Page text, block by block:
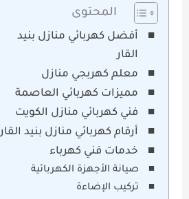
المحتوى
أفضل كهربائي منازل بنيد
القار
معلم كهربجي منازل
مميزات كهربائي العاصمة
فني كهربائي منازل الكويت
أرقام كهربائي منازل بنيد القار
خدمات فني كهرباء
صيانة الأجهزة الكهربائية
تركيب الإضاءة